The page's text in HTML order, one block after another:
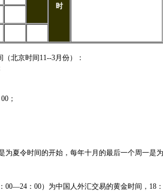
时
北京时间11--3月份）：
；
为夏令时间的开始，每年十月的最后一个周一是
00—24：00）为中国人外汇交易的黄金时间，18